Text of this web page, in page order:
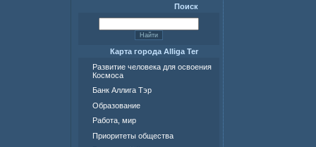
Поиск
Карта города Alliga Ter
Развитие человека для освоения
Космоса
Банк Аллига Тэр
Образование
Работа, мир
Приоритеты общества